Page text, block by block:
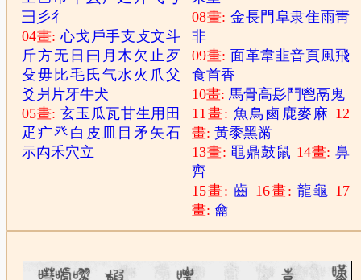
彐 彡彳
04畫:心戈 戶手支 攴文斗
斤方无 日 曰 月木 欠止 歹
殳毋 比毛 氏气水 火 爪父
爻 爿 片牙牛犬
05畫:玄玉 瓜瓦甘生用 田
疋 疒癶 白 皮 目矛 矢石
示禸禾穴立
08畫: 金長門 阜隶隹雨靑
非
09畫: 面革韋韭音頁風飛
食首香
10畫:馬骨高髟 鬥鬯鬲 鬼
11畫: 魚鳥 鹵 鹿麥 麻 12
畫:黃黍黑黹
13畫: 黽鼎鼓鼠 14畫:鼻
齊
15畫:齒 16畫:龍龜 17
畫:龠